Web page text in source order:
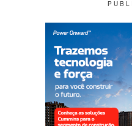
P U B L